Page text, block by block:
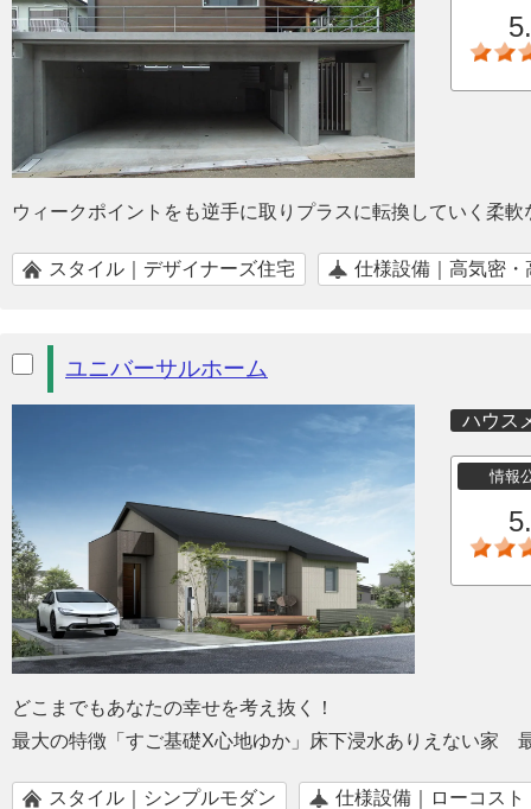
ウィークポイントをも逆手に取りプラスに転換していく柔
スタイル｜デザイナーズ住宅 仕様設備｜高気密・
ユニバーサルホーム
ハウス
情報
どこまでもあなたの幸せを考え抜く！
最大の特徴「すご基礎X心地ゆか」床下浸水ありえない
スタイル｜シンプルモダン 仕様設備｜ローコスト